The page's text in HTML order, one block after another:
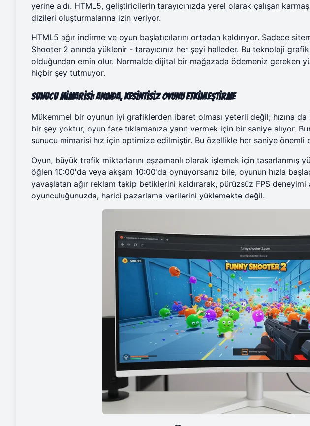
yerine aldı. HTML5, geliştiricilerin tarayıcınızda yerel olarak çalışan
dizileri oluşturmalarına izin veriyor.
HTML5 ağır indirme ve oyun başlatıcılarını ortadan kaldırıyor. Sadece
Shooter 2 anında yüklenir - tarayıcınız her şeyi halleder. Bu teknoloji
olduğundan emin olur. Normalde dijital bir mağazada ödemeniz gereken
hiçbir şey tutmuyor.
Sunucu Mimarisi: Anında, Kesintisiz Oyunu Etkinleştirme
Mükemmel bir oyunun iyi grafiklerden ibaret olması yeterli değil; hızına
bir şey yoktur, oyun fare tıklamanıza yanıt vermek için bir saniye alıyor.
sunucu mimarisi hız için optimize edilmiştir. Bu özellikle her saniye önemli
Oyun, büyük trafik miktarlarını eşzamanlı olarak işlemek için tasarlanmış
öğlen 10:00'da veya akşam 10:00'da oynuyorsanız bile, oyunun hızla
yavaşlatan ağır reklam takip betiklerini kaldırarak, pürüzsüz FPS deneyimi
oyunculuğunuzda, harici pazarlama verilerini yüklemekte değil.